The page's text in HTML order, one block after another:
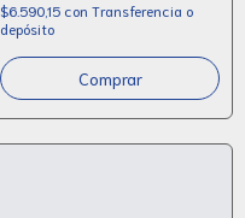
$6.590,15 con Transferencia o
depósito